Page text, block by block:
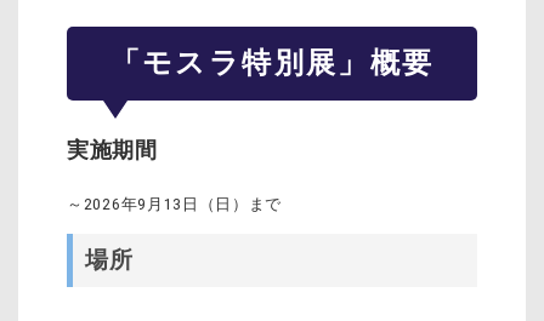
「モスラ特別展」概要
実施期間
～2026年9月13日（日）まで
場所